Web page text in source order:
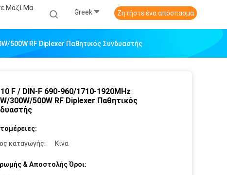
Μαζί Μα
Greek Ζητήστε ένα απόσπασμα
500W RF Diplexer Παθητικός Συνδυαστής
F / DIN-F 690-960/1710-1920MHz
300W/500W RF Diplexer Παθητικός
καταγωγής:
Κίνα
& Αποστολής Όροι: